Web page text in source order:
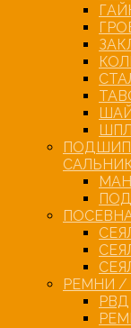
РЕМНИ /
РВД